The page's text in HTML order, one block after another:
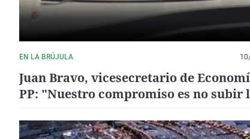
EN LA BRÚJULA
Juan Bravo, vicesecretario de
PP: "Nuestro compromiso es no subir